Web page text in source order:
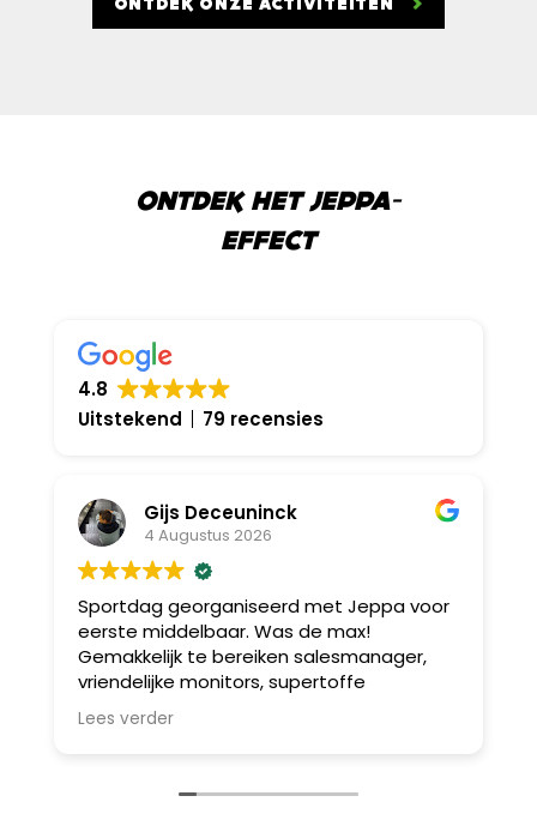
ONTDEK ONZE ACTIVITEITEN
ONTDEK HET JEPPA-
EFFECT
4.8
Uitstekend
79 recensies
Gijs Deceuninck
4 Augustus 2026
Sportdag georganiseerd met Jeppa voor
eerste middelbaar. Was de max!
Gemakkelijk te bereiken salesmanager,
vriendelijke monitors, supertoffe
spelletjes! Wij werken sowieso nog eens
samen met hen.
Lees verder